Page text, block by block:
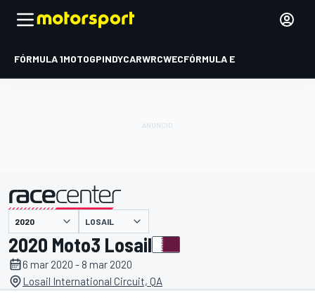
FÓRMULA 1MOTOGPINDYCARWRCWECFÓRMULA E
presentado por LOSAIL
2020 Moto3 Losail
6 mar 2020 - 8 mar 2020
Losail International Circuit, QA